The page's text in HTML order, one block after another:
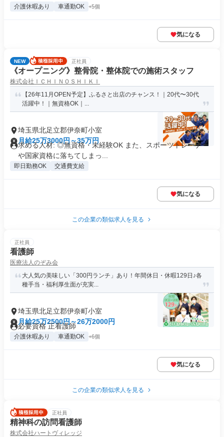
介護休暇あり 車通勤OK +5個
気になる
NEW 正社員
《オープニング》整骨院・整体院での施術スタッフ
株式会社ＩＣＨＩＮＯＳＨＩＫＩ
【26年11月OPEN予定】ふるさと出店のチャンス！｜20代〜30代
活躍中！｜無資格OK｜...
埼玉県北足立郡伊奈町小室
月給25万3000円～35万円
求める人材: ◎無資格・未経験OK また、スポーツトレーナー
や国家資格に落ちてしまっ...
即日勤務OK 交通費支給
気になる
この企業の類似求人を見る
正社員
看護師
医療法人のぞみ会
大人気の美味しい「300円ランチ」あり！年間休日・休暇129日♪各
種手当・福利厚生面が充実...
埼玉県北足立郡伊奈町小室
月給25万2500円～26万2000円
必要資格 正看護師
介護休暇あり 車通勤OK +6個
気になる
この企業の類似求人を見る
正社員
精神科の訪問看護師
株式会社ハートヴィレッジ